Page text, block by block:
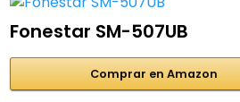
Fonestar SM-507UB
Comprar en Amazon